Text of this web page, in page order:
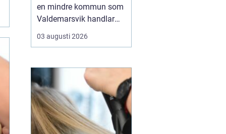
en mindre kommun som
Valdemarsvik handlar
om mer än bara rena
golv och dammfria
familjer och företag är
städningen en pusselbit
som avgör hur vardagen
fungerar. En bra
städpartner frigör tid,
skapar ro i hu...
03 augusti 2026